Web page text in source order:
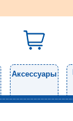
Аксессуары